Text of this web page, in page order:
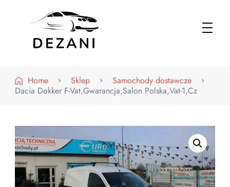
Home
Sklep
Samochody dostawcze
Dacia Dokker F-Vat,Gwarancja,Salon Polska,Vat-1,Cz